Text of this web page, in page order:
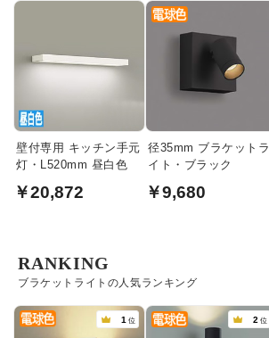
壁付専用 キッチン手元
灯・L520mm 昼白色
￥20,872
径35mm ブラケットラ
イト・ブラック
￥9,680
ブラケットライトの人気ランキング
RANKING
1 位 2 位